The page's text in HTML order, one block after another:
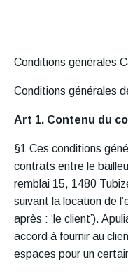
Conditions générales
Conditions générales
Art 1. Contenu du
§1 Ces conditions
contrats entre le
remblai 15, 1480
suivant la location de
après : ‘le client’).
accord à fournir au
espaces pour un